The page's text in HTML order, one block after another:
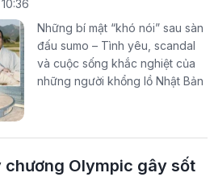
Những bí mật “khó nói” sau sàn
đấu sumo – Tình yêu, scandal
và cuộc sống khắc nghiệt của
những người khổng lồ Nhật Bản
chương Olympic gây sốt